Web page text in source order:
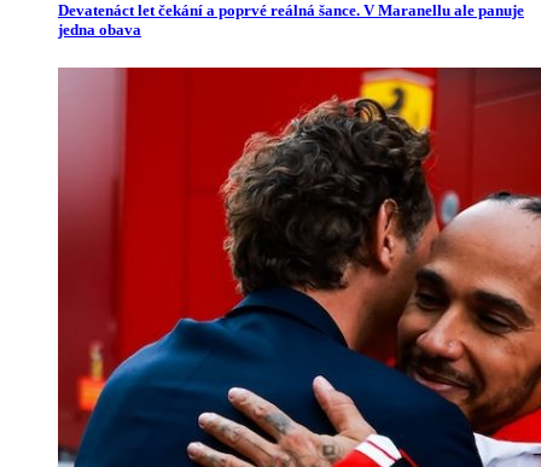
Devatenáct let čekání a poprvé reálná šance. V Maranellu ale panuje
jedna obava